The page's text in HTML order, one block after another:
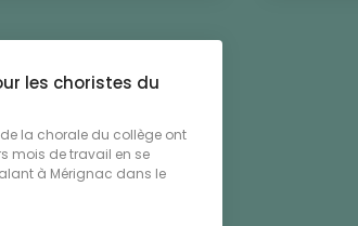
les choristes du
de la chorale du collège ont
mois de travail en se
à Mérignac dans le